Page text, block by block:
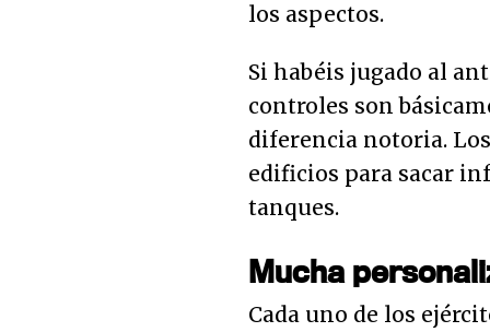
los aspectos.
Si habéis jugado al
controles son
diferencia notoria.
edificios para sacar
tanques.
Mucha
Cada uno de los